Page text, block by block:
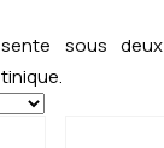
sous